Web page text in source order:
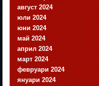
август 2024
юли 2024
юни 2024
май 2024
април 2024
март 2024
февруари 2024
януари 2024